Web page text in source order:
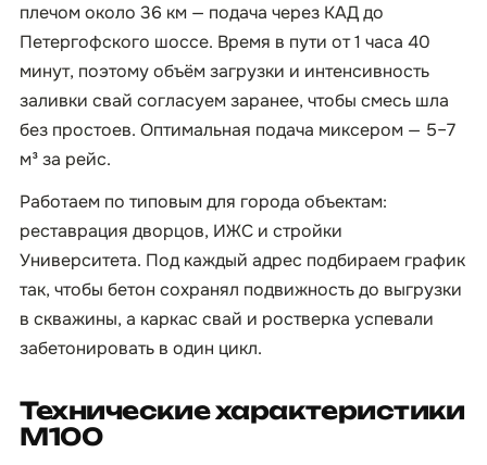
плечом около 36 км — подача через КАД до
Петергофского шоссе. Время в пути от 1 часа 40
минут, поэтому объём загрузки и интенсивность
заливки свай согласуем заранее, чтобы смесь шла
без простоев. Оптимальная подача миксером — 5–7
м³ за рейс.
Работаем по типовым для города объектам:
реставрация дворцов, ИЖС и стройки
Университета. Под каждый адрес подбираем график
так, чтобы бетон сохранял подвижность до выгрузки
в скважины, а каркас свай и ростверка успевали
забетонировать в один цикл.
Технические характеристики
М100